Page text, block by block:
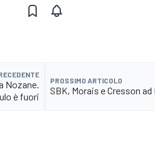
Nozane.
è fuori
PROSSIMO ARTICOLO
SBK, Morais e Cresson